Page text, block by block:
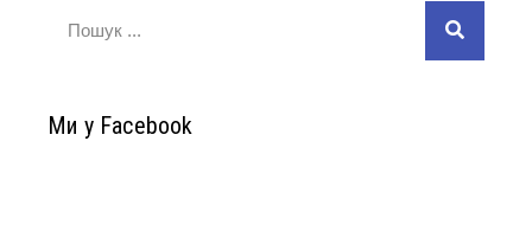
Ми у Facebook